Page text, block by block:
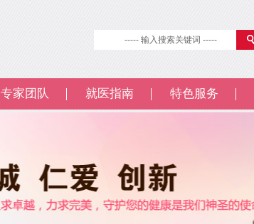
专家团队 就医指南 特色服务